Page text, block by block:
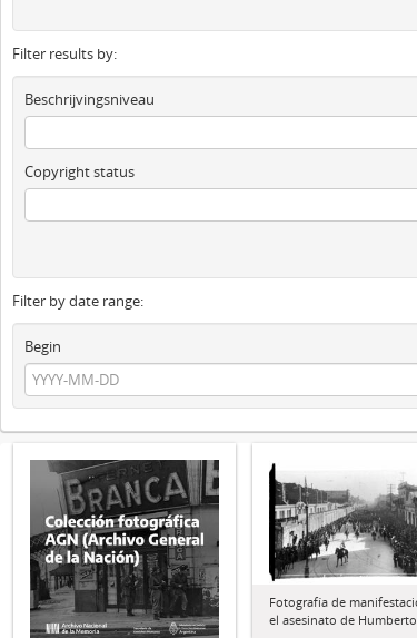
Filter results by:
Beschrijvingsniveau
Copyright status
Filter by date range:
Begin
Fotografía de
el asesinato de